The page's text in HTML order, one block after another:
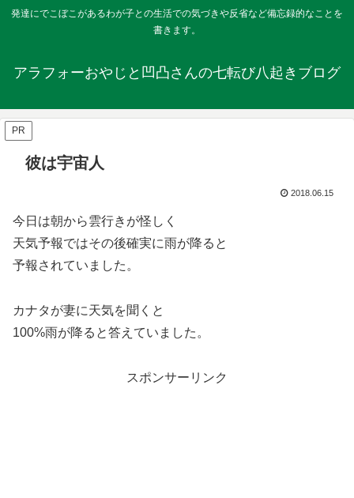
発達にでこぼこがあるわが子との生活での気づきや反省など備忘録的なことを
書きます。
アラフォーおやじと凹凸さんの七転び八起きブログ
PR
彼は宇宙人
2018.06.15
今日は朝から雲行きが怪しく
天気予報ではその後確実に雨が降ると
予報されていました。
カナタが妻に天気を聞くと
100%雨が降ると答えていました。
スポンサーリンク